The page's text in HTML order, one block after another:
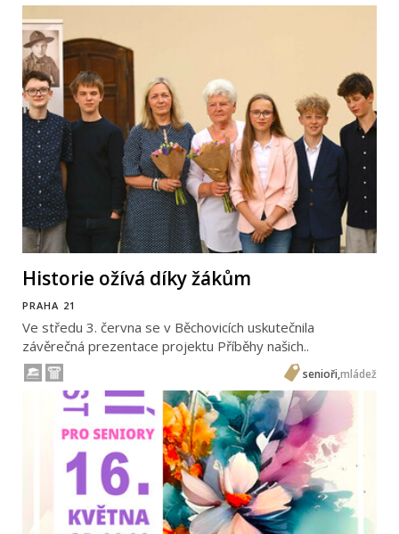
Historie ožívá díky žákům
PRAHA 21
Ve středu 3. června se v Běchovicích uskutečnila
závěrečná prezentace projektu Příběhy našich..
senioři,mládež